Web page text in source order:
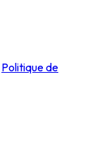
Politique de